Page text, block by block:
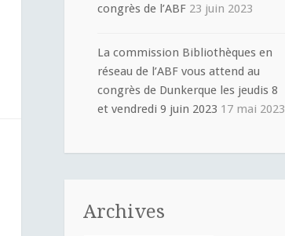
congrès de l’ABF 23 juin 2023
La commission Bibliothèques en
réseau de l’ABF vous attend au
congrès de Dunkerque les jeudis 8
et vendredi 9 juin 2023 17 mai 2023
Archives